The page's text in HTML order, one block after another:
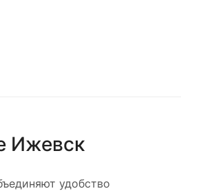
Ижевск
удобство